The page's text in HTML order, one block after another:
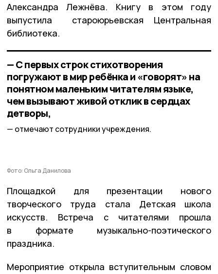
Александра Лежнёва. Книгу в этом году
выпустила староюрьевская Центральная
библиотека.
— С первых строк стихотворения
погружают в мир ребёнка и «говорят» на
понятном маленьким читателям языке,
чем вызывают живой отклик в сердцах
детворы,
отмечают сотрудники учреждения.
Фото: Ольга Данилова
Площадкой для презентации нового
творческого труда стала Детская школа
искусств. Встреча с читателями прошла
в формате музыкально-поэтического
праздника.
Мероприятие открыла вступительным словом